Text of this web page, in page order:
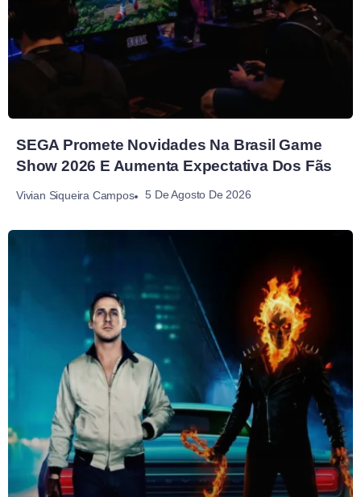
SEGA Promete Novidades Na Brasil Game
Show 2026 E Aumenta Expectativa Dos Fãs
Vivian Siqueira Campos 5 De Agosto De 2026